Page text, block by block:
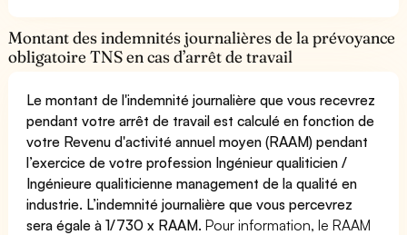
Montant des indemnités journalières de la prévoyance
obligatoire TNS en cas d’arrêt de travail
Le montant de l'indemnité journalière que vous recevrez
pendant votre arrêt de travail est calculé en fonction de
votre Revenu d'activité annuel moyen (RAAM) pendant
l’exercice de votre profession Ingénieur qualiticien /
Ingénieure qualiticienne management de la qualité en
industrie. L’indemnité journalière que vous percevrez
sera égale à 1/730 x RAAM. Pour information, le RAAM